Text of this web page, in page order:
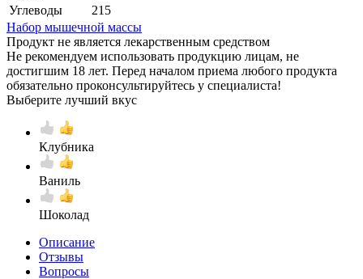
Углеводы
215
Набор мышечной массы
Продукт не является лекарственным средством
Не рекомендуем использовать продукцию лицам, не
достигшим 18 лет. Перед началом приема любого продукта
обязательно проконсультируйтесь у специалиста!
Выберите лучший вкус
Клубника
Ваниль
Шоколад
Описание
Отзывы
Вопросы